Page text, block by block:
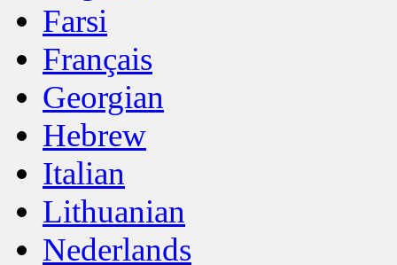
Farsi
Français
Georgian
Hebrew
Italian
Lithuanian
Nederlands